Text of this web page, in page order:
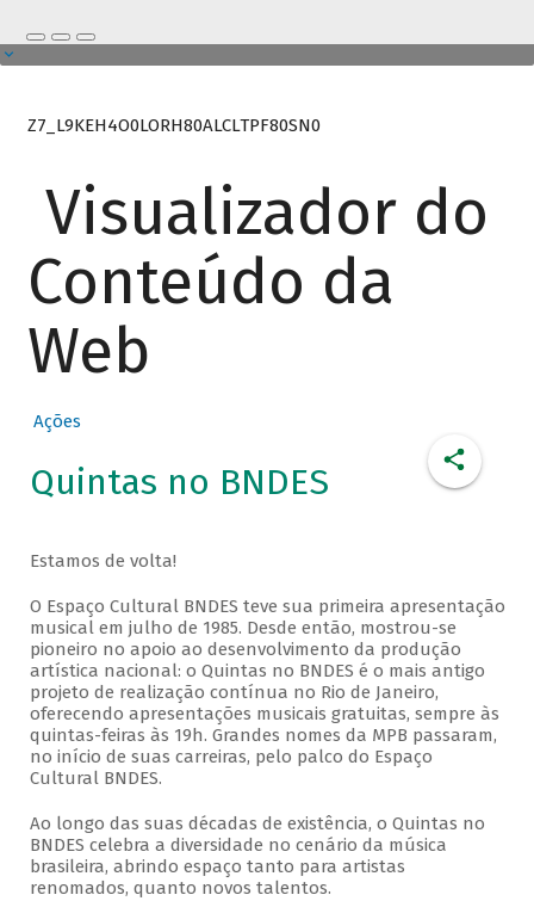
Z7_L9KEH4O0LORH80ALCLTPF80SN0
Visualizador do
Conteúdo da
Web
Ações
Quintas no BNDES
Estamos de volta!
O Espaço Cultural BNDES teve sua primeira apresentação
musical em julho de 1985. Desde então, mostrou-se
pioneiro no apoio ao desenvolvimento da produção
artística nacional: o Quintas no BNDES é o mais antigo
projeto de realização contínua no Rio de Janeiro,
oferecendo apresentações musicais gratuitas, sempre às
quintas-feiras às 19h. Grandes nomes da MPB passaram,
no início de suas carreiras, pelo palco do Espaço
Cultural BNDES.
Ao longo das suas décadas de existência, o Quintas no
BNDES celebra a diversidade no cenário da música
brasileira, abrindo espaço tanto para artistas
renomados, quanto novos talentos.